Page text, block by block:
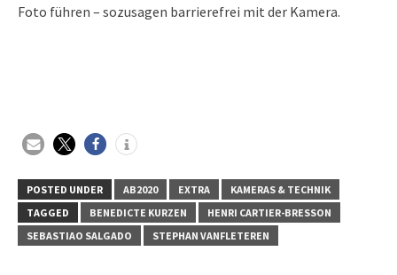
Foto führen – sozusagen barrierefrei mit der Kamera.
POSTED UNDER AB2020 EXTRA
KAMERAS & TECHNIK
TAGGED
BENEDICTE KURZEN
HENRI CARTIER-BRESSON
SEBASTIAO SALGADO
STEPHAN VANFLETEREN